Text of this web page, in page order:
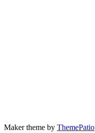
Maker theme by ThemePatio